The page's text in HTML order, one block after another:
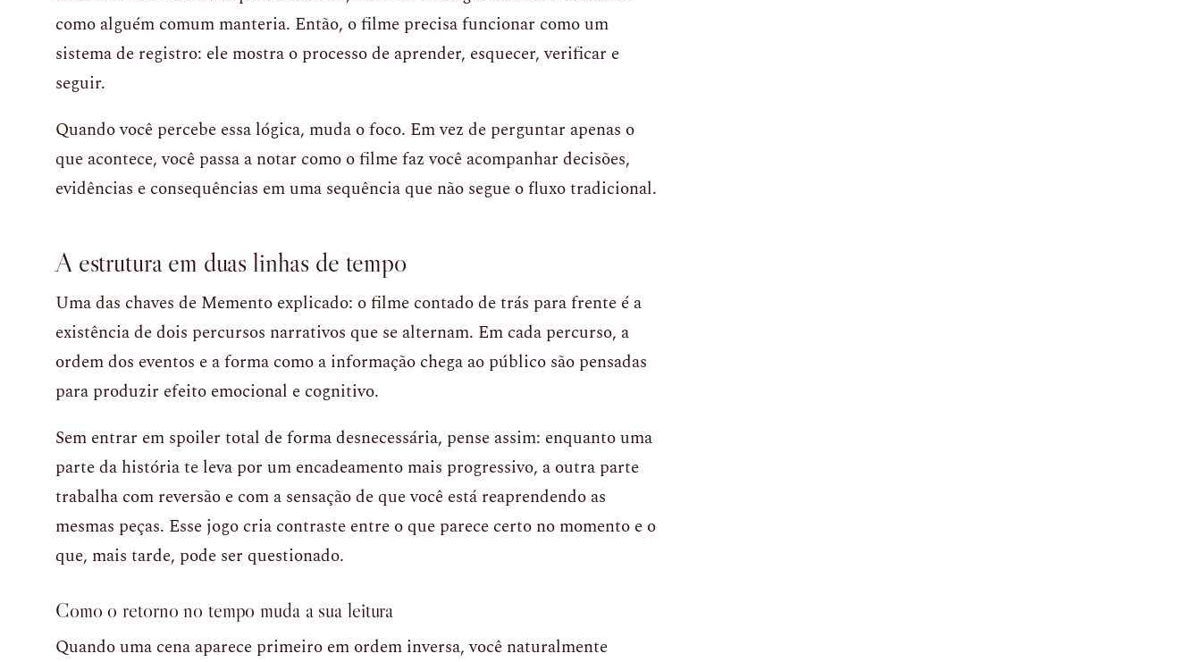
como alguém comum manteria. Então, o filme precisa funcionar como um
sistema de registro: ele mostra o processo de aprender, esquecer, verificar e
seguir.
Quando você percebe essa lógica, muda o foco. Em vez de perguntar apenas o
que acontece, você passa a notar como o filme faz você acompanhar decisões,
evidências e consequências em uma sequência que não segue o fluxo tradicional.
A estrutura em duas linhas de tempo
Uma das chaves de Memento explicado: o filme contado de trás para frente é a
existência de dois percursos narrativos que se alternam. Em cada percurso, a
ordem dos eventos e a forma como a informação chega ao público são pensadas
para produzir efeito emocional e cognitivo.
Sem entrar em spoiler total de forma desnecessária, pense assim: enquanto uma
parte da história te leva por um encadeamento mais progressivo, a outra parte
trabalha com reversão e com a sensação de que você está reaprendendo as
mesmas peças. Esse jogo cria contraste entre o que parece certo no momento e o
que, mais tarde, pode ser questionado.
Como o retorno no tempo muda a sua leitura
Quando uma cena aparece primeiro em ordem inversa, você naturalmente